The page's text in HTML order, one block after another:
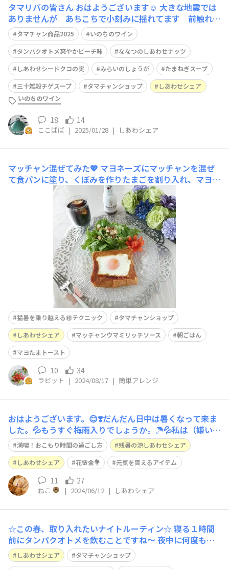
タマリバの皆さん おはようございます☺️ 大きな地震では
ありませんが あちこちで小刻みに揺れてます 前触れと
は思いたくありませんが 用心に越したことありません
心したいと思います🫡 一昨日 お花やさんに立ち寄り
ここには多肉ちゃん無いなーと探しつつ チューリップや
ストックや水仙の香りが 心を癒して
タマチャン商品2025
いのちのワイン
タンパクオトメ爽やかピーチ味
ななつのしあわせナッツ
しあわせシードクコの実
みらいのしょうが
たまねぎスープ
三十雑穀チゲスープ
タマチャンショップ
しあわせシェア
いのちのワイン
18 14
ここばば | 2025/01/28 | しあわシェア
マッチャン混ぜてみた💖 マヨネーズにマッチャンを混ぜ
て食パンに塗り、くぼみを作りたまごを割り入れ、マヨた
まトーストを作りました😋いつものマヨたまトーストが
更に美味しくなりました😄マヨネーズとの割合は３対１
です😅 レタス、ベランダのサラダ春菊、ミックナッツの
サラダと一緒にワンプレートにしました。 ✨猛暑を
猛暑を乗り越える㊙テクニック
タマチャンショップ
しあわせシェア
マッチャンウマミリッチソース
朝ごはん
マヨたまトースト
10 34
ラビット | 2024/08/17 | 簡単アレンジ
おはようございます。😊❣️だんだん日中は暑くなって来ま
した。💦もうすぐ梅雨入りでしょうか。☂️💦私は（嫌いな
方はほとんど居ないと思いますが😊）花💐🌸🌼が大好き
です、外はミニ🌹バラがメインの為、家の中は切花を買っ
て来て飾ります。✨気持ちが少し落ち込むような日も、飾
ってあるお花🌸🌼💐を、ふと見える場所に
満喫！おこもり時間の過ごし方
残暑の涼しあわせシェア
しあわせシェア
花🌸🌼💐 元気を貰えるアイテム
11 27
ねこ | 2024/06/12 | しあわシェア
☆この春、取り入れたいナイトルーティン☆ 寝る１時間
前にタンパクオトメを飲むことですね～ 夜中に何度も目
が覚めてしまうらんぷ。時には、全然寝付けなくて、有価
物回収に出す段ボールを夜中の２時とかに解体したことも
しあわせシェア
タマチャンショップ